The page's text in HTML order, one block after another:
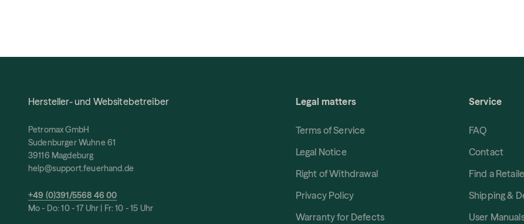
Hersteller- und Websitebetreiber
Petromax GmbH
Sudenburger Wuhne 61
39116 Magdeburg
help@support.feuerhand.de
+49 (0)391/5568 46 00
Mo - Do: 10 - 17 Uhr | Fr: 10 - 15 Uhr
Legal matters
Terms of Service
Legal Notice
Right of Withdrawal
Privacy Policy
Warranty for Defects
Service
FAQ
Contact
Find a
Shipping &
User